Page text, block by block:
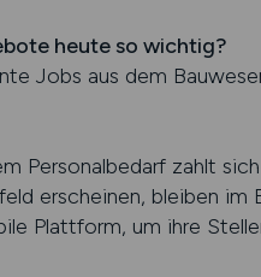
heute so wichtig?
Jobs aus dem
zahlt sich
erscheinen, bleiben im
Plattform, um ihre